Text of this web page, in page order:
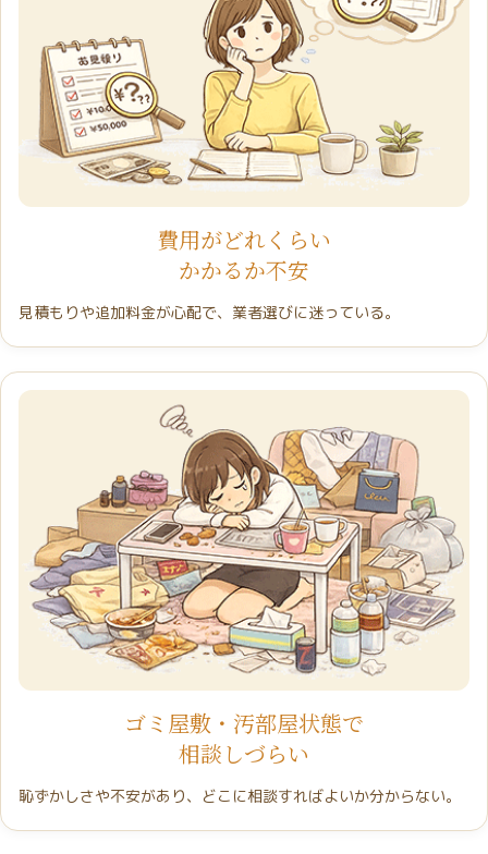
費用がどれくらい
かかるか不安
見積もりや追加料金が心配で、業者選びに迷っている。
ゴミ屋敷・汚部屋状態で
相談しづらい
恥ずかしさや不安があり、どこに相談すればよいか分からない。